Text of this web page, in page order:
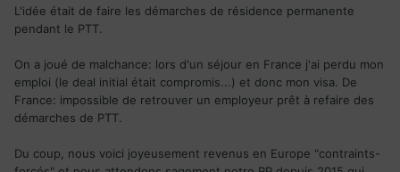
L'idée était de faire les démarches de résidence permanente
pendant le PTT.
On a joué de malchance: lors d'un séjour en France j'ai perdu mon
emploi (le deal initial était compromis...) et donc mon visa. De
France: impossible de retrouver un employeur prêt à refaire des
démarches de PTT.
Du coup, nous voici joyeusement revenus en Europe "contraints-